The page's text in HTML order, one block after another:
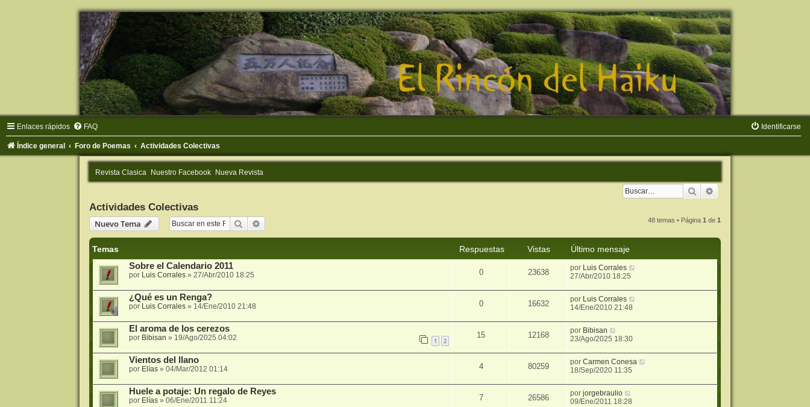
Enlaces rápidos FAQ Identificarse
Índice general Foro de Poemas Actividades Colectivas
Revista Clasica Nuestro Facebook Nueva Revista
Buscar
Actividades Colectivas
Nuevo Tema
Buscar 48 temas • Página1 de1
Temas Respuestas Vistas
Último mensaje
Sobre el Calendario 2011
por Luis Corrales» 27/Abr/2010 18:25 0 23638 por Luis Corrales
27/Abr/2010 18:25
¿Qué es un Renga?
por Luis Corrales» 14/Ene/2010 21:48 0 16632 por Luis Corrales
14/Ene/2010 21:48
El aroma de los cerezos
por Bibisan » 19/Ago/2025 04:02 1 2
15 12168 por Bibisan
23/Ago/2025 18:30
Vientos del llano
por Elías» 04/Mar/2012 01:14 4 80259 porCarmen Conesa
18/Sep/2020 11:35
Huele a potaje: Un regalo de Reyes
por Elías» 06/Ene/2011 11:24 7 26586 porjorgebraulio
09/Ene/2011 18:28